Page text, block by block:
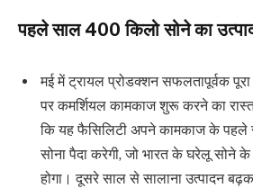
पहले साल 400 किलो सोने का
मई में ट्रायल प्रोडक्शन सफलतापूर्वक
पर कमर्शियल कामकाज शुरू करने का
कि यह फैसिलिटी अपने कामकाज के पहले
सोना पैदा करेगी, जो भारत के घरेलू सोने
होगा। दूसरे साल से सालाना उत्पादन